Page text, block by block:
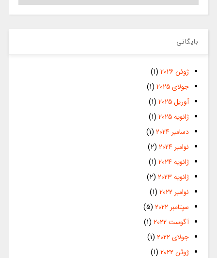
بایگانی
ژوئن 2026
(1)
جولای 2025
(1)
آوریل 2025
(1)
ژانویه 2025
(1)
دسامبر 2024
(1)
نوامبر 2024
(2)
ژانویه 2024
(1)
ژانویه 2023
(2)
نوامبر 2022
(1)
سپتامبر 2022
(5)
آگوست 2022
(1)
جولای 2022
(1)
ژوئن 2022
(1)